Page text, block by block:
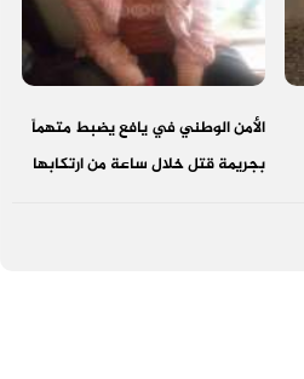
الأمن الوطني في يافع يضبط متهماً
بجريمة قتل خلال ساعة من ارتكابها